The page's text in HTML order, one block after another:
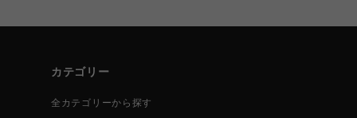
カテゴリー
全カテゴリーから探す